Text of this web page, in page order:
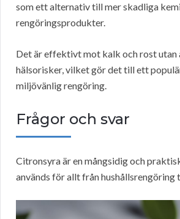
som ett alternativ till mer skadliga
rengöringsprodukter.
Det är effektivt mot kalk och rost
hälsorisker, vilket gör det till ett
miljövänlig rengöring.
Frågor och svar
Citronsyra är en mångsidig och
används för allt från hushållsrengöring